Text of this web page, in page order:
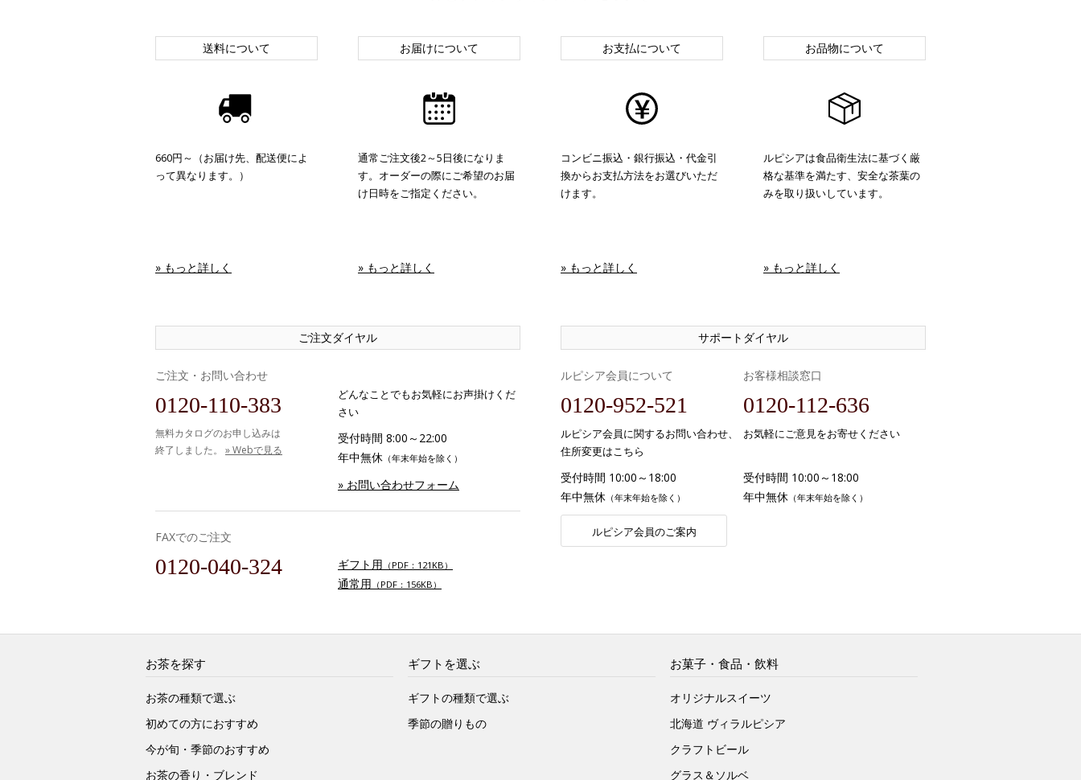
送料について
660円～（お届け先、配送便によ
って異なります。）
» もっと詳しく
お届けについて
通常ご注文後2～5日後になりま
す。オーダーの際にご希望のお届
け日時をご指定ください。
» もっと詳しく
お支払について
コンビニ振込・銀行振込・代金引
換からお支払方法をお選びいただ
けます。
» もっと詳しく
お品物について
ルピシアは食品衛生法に基づく厳
格な基準を満たす、安全な茶葉の
みを取り扱いしています。
» もっと詳しく
ご注文ダイヤル
ご注文・お問い合わせ
0120-110-383
無料カタログのお申し込みは
終了しました。 » Webで見る
どんなことでもお気軽にお声掛けくだ
さい
受付時間 8:00～22:00
年中無休 （年末年始を除く）
» お問い合わせフォーム
FAXでのご注文
0120-040-324 ギフト用 （PDF：121KB）
通常用 （PDF：156KB）
サポートダイヤル
ルピシア会員について
0120-952-521
ルピシア会員に関するお問い合わせ、
住所変更はこちら
受付時間 10:00～18:00
年中無休 （年末年始を除く）
ルピシア会員のご案内
お客様相談窓口
0120-112-636
お気軽にご意見をお寄せください
受付時間 10:00～18:00
年中無休 （年末年始を除く）
お茶を探す
お茶の種類で選ぶ
初めての方におすすめ
今が旬・季節のおすすめ
お茶の香り・ブレンド
ギフトを選ぶ
ギフトの種類で選ぶ
季節の贈りもの
お菓子・食品・飲料
オリジナルスイーツ
北海道 ヴィラルピシア
クラフトビール
グラス＆ソルベ